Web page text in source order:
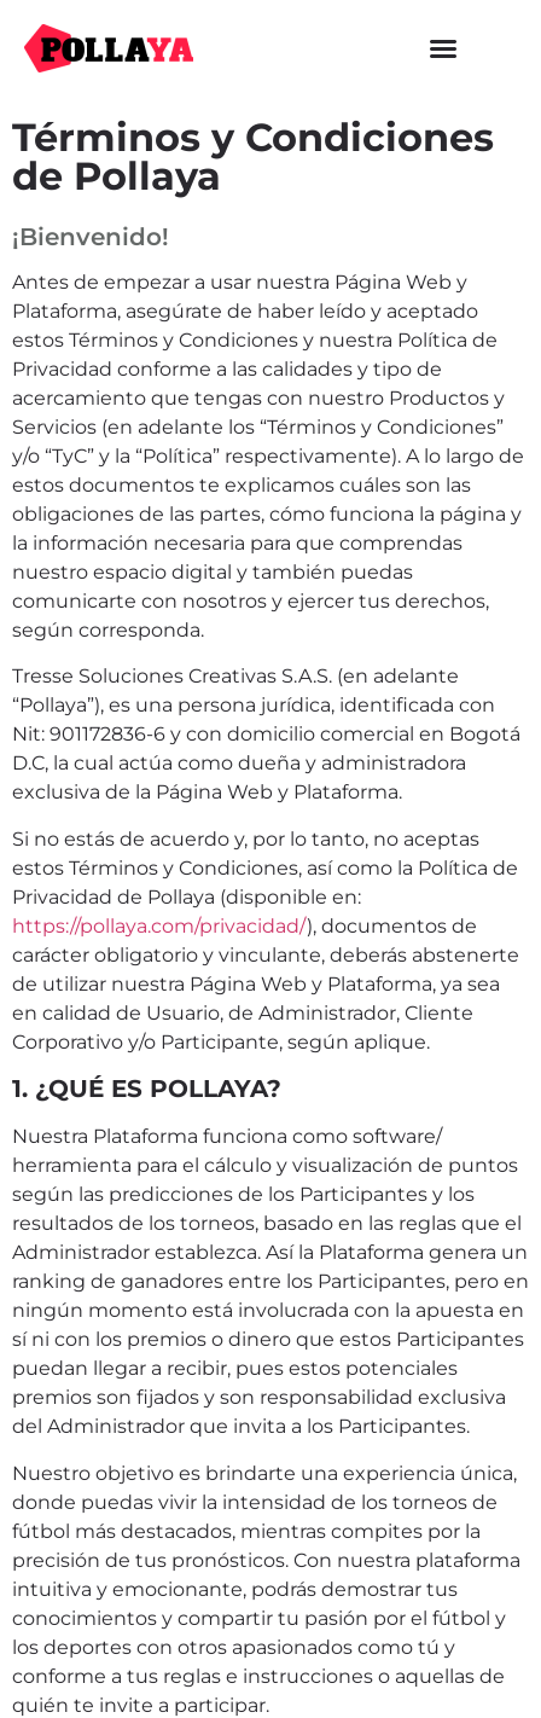
Términos y Condiciones
de Pollaya
¡Bienvenido!
Antes de empezar a usar nuestra Página Web y
Plataforma, asegúrate de haber leído y aceptado
estos Términos y Condiciones y nuestra Política de
Privacidad conforme a las calidades y tipo de
acercamiento que tengas con nuestro Productos y
Servicios (en adelante los “Términos y Condiciones”
y/o “TyC” y la “Política” respectivamente). A lo largo de
estos documentos te explicamos cuáles son las
obligaciones de las partes, cómo funciona la página y
la información necesaria para que comprendas
nuestro espacio digital y también puedas
comunicarte con nosotros y ejercer tus derechos,
según corresponda.
Tresse Soluciones Creativas S.A.S. (en adelante
“Pollaya”), es una persona jurídica, identificada con
Nit: 901172836-6 y con domicilio comercial en Bogotá
D.C, la cual actúa como dueña y administradora
exclusiva de la Página Web y Plataforma.
Si no estás de acuerdo y, por lo tanto, no aceptas
estos Términos y Condiciones, así como la Política de
Privacidad de Pollaya (disponible en:
https://pollaya.com/privacidad/), documentos de
carácter obligatorio y vinculante, deberás abstenerte
de utilizar nuestra Página Web y Plataforma, ya sea
en calidad de Usuario, de Administrador, Cliente
Corporativo y/o Participante, según aplique.
1. ¿QUÉ ES POLLAYA?
Nuestra Plataforma funciona como software/
herramienta para el cálculo y visualización de puntos
según las predicciones de los Participantes y los
resultados de los torneos, basado en las reglas que el
Administrador establezca. Así la Plataforma genera un
ranking de ganadores entre los Participantes, pero en
ningún momento está involucrada con la apuesta en
sí ni con los premios o dinero que estos Participantes
puedan llegar a recibir, pues estos potenciales
premios son fijados y son responsabilidad exclusiva
del Administrador que invita a los Participantes.
Nuestro objetivo es brindarte una experiencia única,
donde puedas vivir la intensidad de los torneos de
fútbol más destacados, mientras compites por la
precisión de tus pronósticos. Con nuestra plataforma
intuitiva y emocionante, podrás demostrar tus
conocimientos y compartir tu pasión por el fútbol y
los deportes con otros apasionados como tú y
conforme a tus reglas e instrucciones o aquellas de
quién te invite a participar.